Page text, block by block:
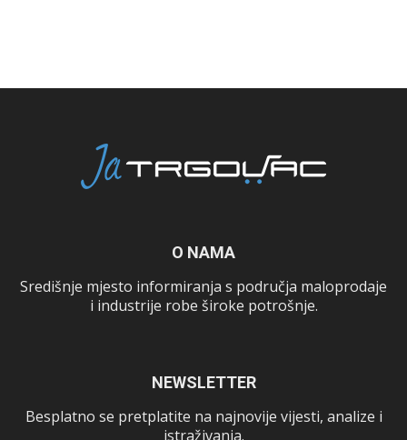
O NAMA
Središnje mjesto informiranja s područja maloprodaje
i industrije robe široke potrošnje.
NEWSLETTER
Besplatno se pretplatite na najnovije vijesti, analize i
istraživanja.